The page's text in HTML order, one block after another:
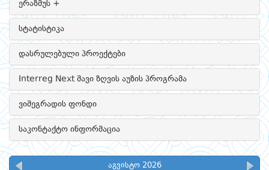
ერაზმუს +
სტატისტიკა
დასრულებული პროექტები
Interreg Next შავი ზღვის აუზის პროგრამა
ვიშეგრადის ფონდი
საკონტაქტო ინფორმაცია
აგვისტო 2026